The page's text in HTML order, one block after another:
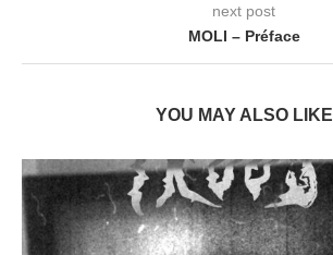
next post
MOLI – Préface
YOU MAY ALSO LIKE